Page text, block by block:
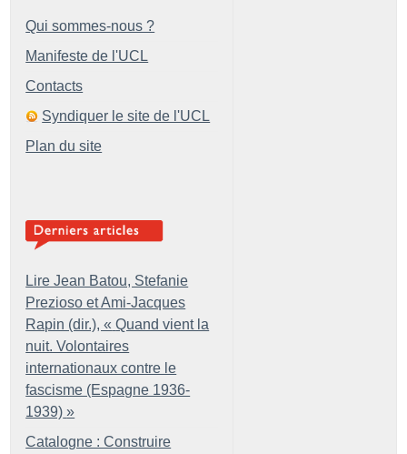
Qui sommes-nous ?
Manifeste de l'UCL
Contacts
Syndiquer le site de l'UCL
Plan du site
Lire Jean Batou, Stefanie
Prezioso et Ami-Jacques
Rapin (dir.), « Quand vient la
nuit. Volontaires
internationaux contre le
fascisme (Espagne 1936-
1939) »
Catalogne : Construire